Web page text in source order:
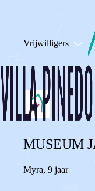
Vrijwilligers
MUSEUM
Myra, 9 jaar